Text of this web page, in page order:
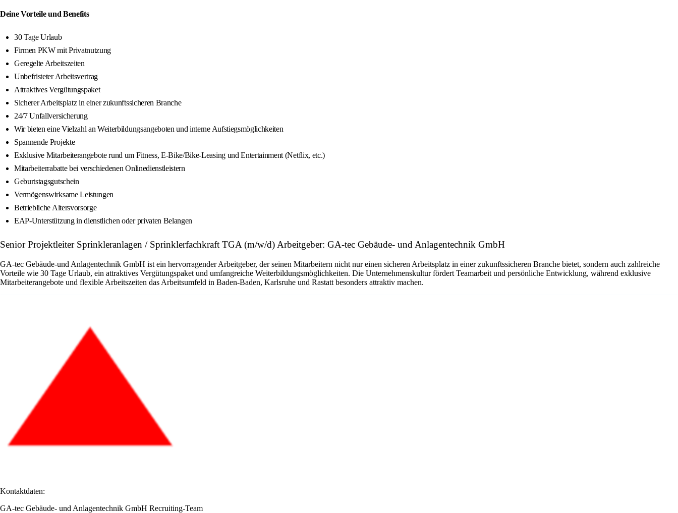
Deine Vorteile und Benefits
30 Tage Urlaub
Firmen PKW mit Privatnutzung
Geregelte Arbeitszeiten
Unbefristeter Arbeitsvertrag
Attraktives Vergütungspaket
Sicherer Arbeitsplatz in einer zukunftssicheren Branche
24/7 Unfallversicherung
Wir bieten eine Vielzahl an Weiterbildungsangeboten und interne Aufstiegsmöglichkeiten
Spannende Projekte
Exklusive Mitarbeiterangebote rund um Fitness, E-Bike/Bike-Leasing und Entertainment (Netflix, etc.)
Mitarbeiterrabatte bei verschiedenen Onlinedienstleistern
Geburtstagsgutschein
Vermögenswirksame Leistungen
Betriebliche Altersvorsorge
EAP-Unterstützung in dienstlichen oder privaten Belangen
Senior Projektleiter Sprinkleranlagen / Sprinklerfachkraft TGA (m/w/d) Arbeitgeber: GA-tec Gebäude- und Anlagentechnik GmbH
GA‑tec Gebäude‑und Anlagentechnik GmbH ist ein hervorragender Arbeitgeber, der seinen Mitarbeitern nicht nur einen sicheren Arbeitsplatz in einer zukunftssicheren Branche bietet, sondern auch zahlreiche
Vorteile wie 30 Tage Urlaub, ein attraktives Vergütungspaket und umfangreiche Weiterbildungsmöglichkeiten. Die Unternehmenskultur fördert Teamarbeit und persönliche Entwicklung, während exklusive
Mitarbeiterangebote und flexible Arbeitszeiten das Arbeitsumfeld in Baden-Baden, Karlsruhe und Rastatt besonders attraktiv machen.
Kontaktdaten:
GA-tec Gebäude- und Anlagentechnik GmbH Recruiting-Team